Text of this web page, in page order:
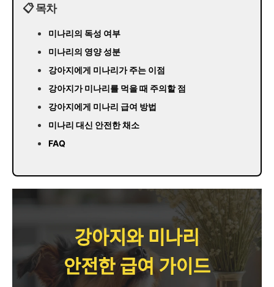
📋 목차
미나리의 독성 여부
미나리의 영양 성분
강아지에게 미나리가 주는 이점
강아지가 미나리를 먹을 때 주의할 점
강아지에게 미나리 급여 방법
미나리 대신 안전한 채소
FAQ